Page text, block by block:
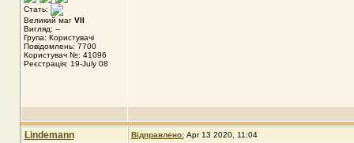
Стать:
Великий маг VII
Вигляд: --
Група: Користувачі
Повідомлень: 7700
Користувач №: 41096
Реєстрація: 19-July 08
Lindemann Відправлено: Apr 13 2020, 11:04